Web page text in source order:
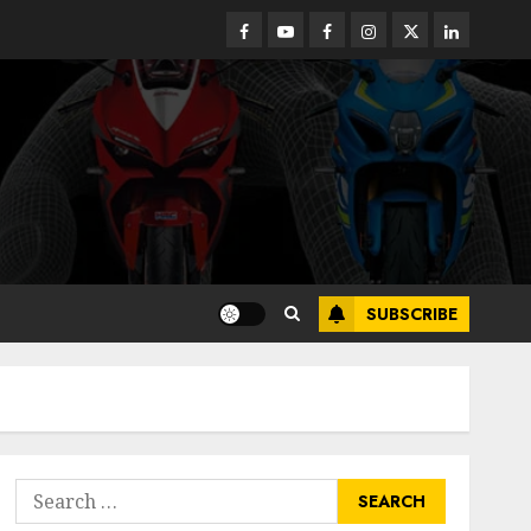
Facebook
YoutubeFacebookInstagram
Twitterlinkedin
SUBSCRIBE
Search
for: